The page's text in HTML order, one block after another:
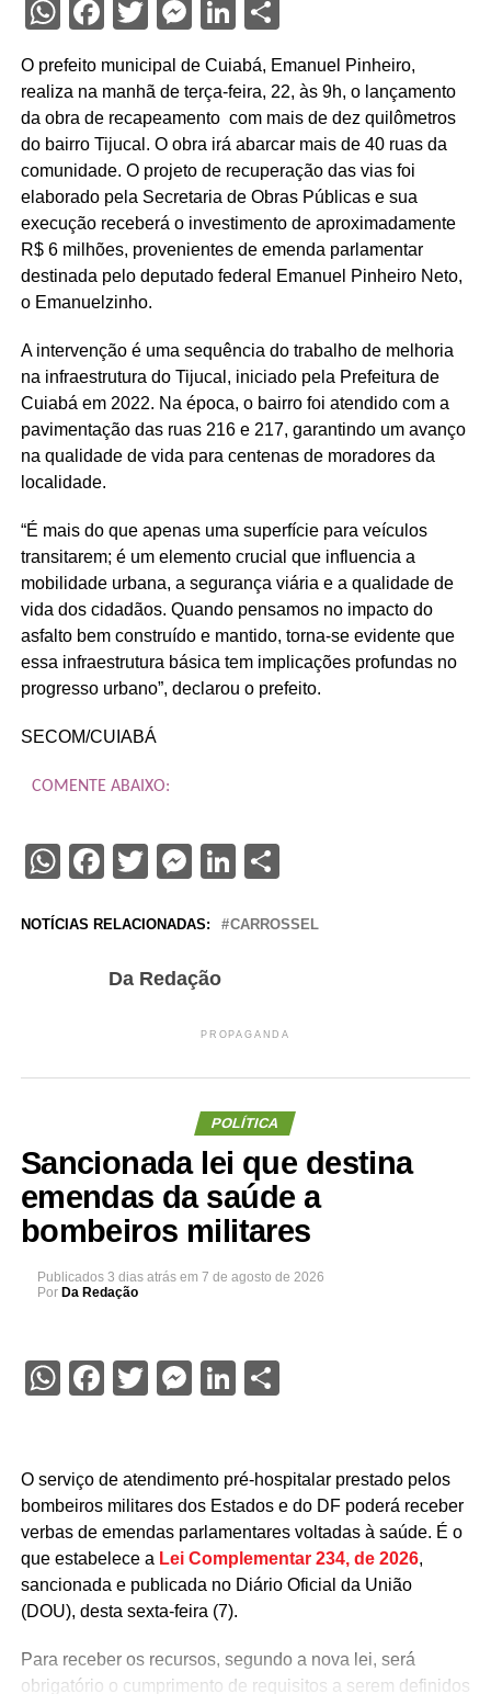
WhatsApp
Facebook
Twitter
Messenger
LinkedIn
Share
O prefeito municipal de Cuiabá, Emanuel Pinheiro,
realiza na manhã de terça-feira, 22, às 9h, o lançamento
da obra de recapeamento com mais de dez quilômetros
do bairro Tijucal. O obra irá abarcar mais de 40 ruas da
comunidade. O projeto de recuperação das vias foi
elaborado pela Secretaria de Obras Públicas e sua
execução receberá o investimento de aproximadamente
R$ 6 milhões, provenientes de emenda parlamentar
destinada pelo deputado federal Emanuel Pinheiro Neto,
o Emanuelzinho.
A intervenção é uma sequência do trabalho de melhoria
na infraestrutura do Tijucal, iniciado pela Prefeitura de
Cuiabá em 2022. Na época, o bairro foi atendido com a
pavimentação das ruas 216 e 217, garantindo um avanço
na qualidade de vida para centenas de moradores da
localidade.
“É mais do que apenas uma superfície para veículos
transitarem; é um elemento crucial que influencia a
mobilidade urbana, a segurança viária e a qualidade de
vida dos cidadãos. Quando pensamos no impacto do
asfalto bem construído e mantido, torna-se evidente que
essa infraestrutura básica tem implicações profundas no
progresso urbano”, declarou o prefeito.
SECOM/CUIABÁ
COMENTE ABAIXO:
WhatsApp
Facebook
Twitter
Messenger
LinkedIn
Share
NOTÍCIAS RELACIONADAS: CARROSSEL
Da Redação
PROPAGANDA
POLÍTICA
Sancionada lei que destina
emendas da saúde a
bombeiros militares
Publicados 3 dias atrás em 7 de agosto de 2026
Por Da Redação
WhatsApp
Facebook
Twitter
Messenger
LinkedIn
Share
O serviço de atendimento pré-hospitalar prestado pelos
bombeiros militares dos Estados e do DF poderá receber
verbas de emendas parlamentares voltadas à saúde. É o
que estabelece a Lei Complementar 234, de 2026,
sancionada e publicada no Diário Oficial da União
(DOU), desta sexta-feira (7).
Para receber os recursos, segundo a nova lei, será
obrigatório o cumprimento de requisitos a serem definidos